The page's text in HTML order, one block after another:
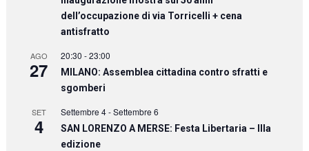
dell’occupazione di via Torricelli + cena
antisfratto
AGO
27
20:30 -23:00
MILANO: Assemblea cittadina contro sfratti e
sgomberi
SET
4
Settembre 4-Settembre 6
SAN LORENZO A MERSE: Festa Libertaria – IIIa
edizione